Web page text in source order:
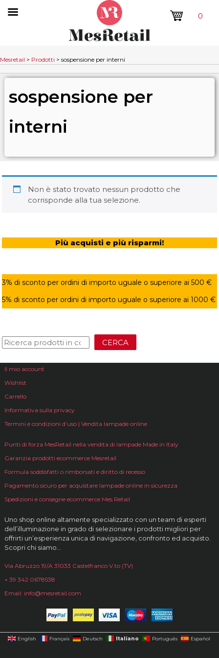
0
Mesretail > Prodotti > sospensione per interni
sospensione per
interni
Non è stato trovato nessun prodotto che
corrisponde alla tua selezione.
Più acquisti e più risparmi!
3% di sconto per ordini di importo uguale o superiore ai 500 €
5% di sconto per ordini di importo uguale o superiore ai 1000 €
CERCA
Il mio account
Wishlist
Carrello
Informativa sulla privacy
Termini e condizioni d’uso | Vendita lampade online
Punti di forza MesRetail nella vendita di lampade Made in Italy
Garanzia prodotti ecommerce Mesretail
Formula soddisfatti o rimborsati e diritto di recesso
Pagamento sicuro per acquistare lampade online in sicurezza
Spedizioni e consegne ecommerce Mes Retail
Uno shop online altamente specializzato con un team di esperti
dell’illuminazione in grado di selezionare i prodotti migliori per
offrirti un’esperienza unica di navigazione, confronto ed acquisto.
Scopri chi siamo…
Via Abruzzo 19/A 31033 Castelfranco V.to (TV)
+ 39 342 0678538
Email: info@mesretail.com
English Français Deutsch Italiano Português Español